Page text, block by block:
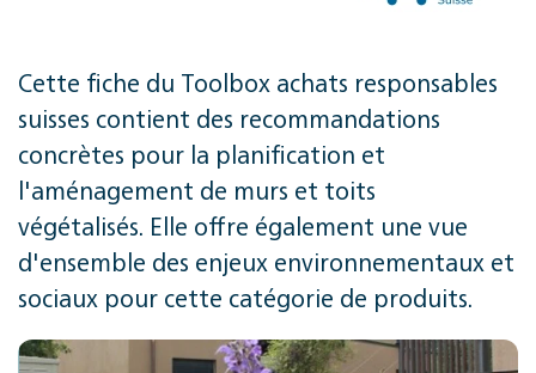
Cette fiche du Toolbox achats responsables
suisses contient des recommandations
concrètes pour la planification et
l'aménagement de murs et toits
végétalisés. Elle offre également une vue
d'ensemble des enjeux environnementaux et
sociaux pour cette catégorie de produits.